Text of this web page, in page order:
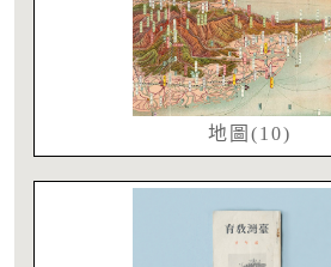
地圖(10)